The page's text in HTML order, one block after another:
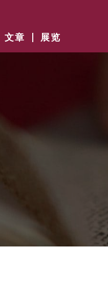
文章 展览